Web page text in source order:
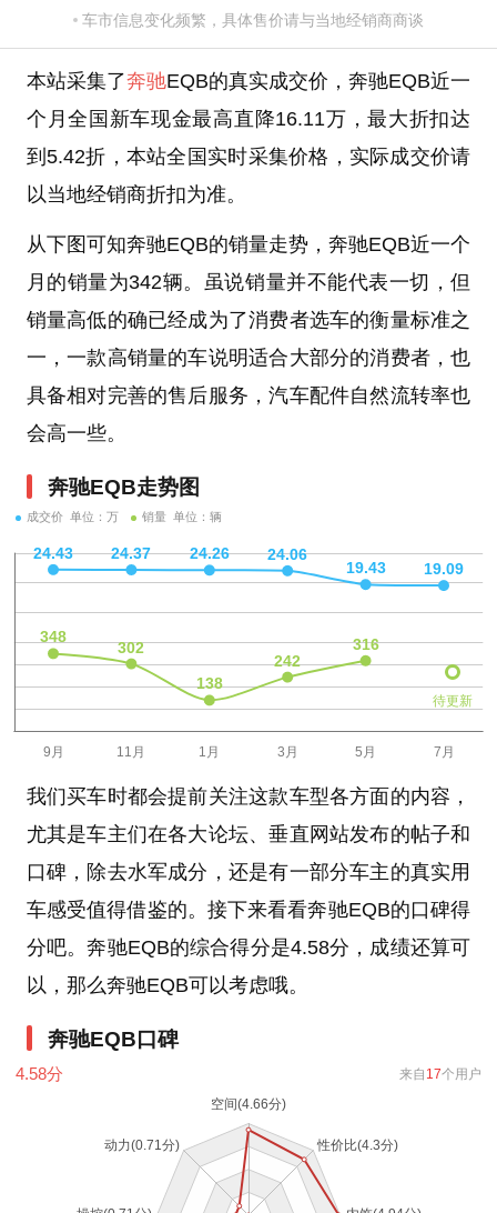
车市信息变化频繁，具体售价请与当地经销商商谈
本站采集了奔驰EQB的真实成交价，奔驰EQB近一
个月全国新车现金最高直降16.11万，最大折扣达
到5.42折，本站全国实时采集价格，实际成交价请
以当地经销商折扣为准。
从下图可知奔驰EQB的销量走势，奔驰EQB近一个
月的销量为342辆。虽说销量并不能代表一切，但
销量高低的确已经成为了消费者选车的衡量标准之
一，一款高销量的车说明适合大部分的消费者，也
具备相对完善的售后服务，汽车配件自然流转率也
会高一些。
奔驰EQB走势图
成交价 单位：万 销量 单位：辆
待更新
我们买车时都会提前关注这款车型各方面的内容，
尤其是车主们在各大论坛、垂直网站发布的帖子和
口碑，除去水军成分，还是有一部分车主的真实用
车感受值得借鉴的。接下来看看奔驰EQB的口碑得
分吧。奔驰EQB的综合得分是4.58分，成绩还算可
以，那么奔驰EQB可以考虑哦。
奔驰EQB口碑
4.58分 来自 17个用户